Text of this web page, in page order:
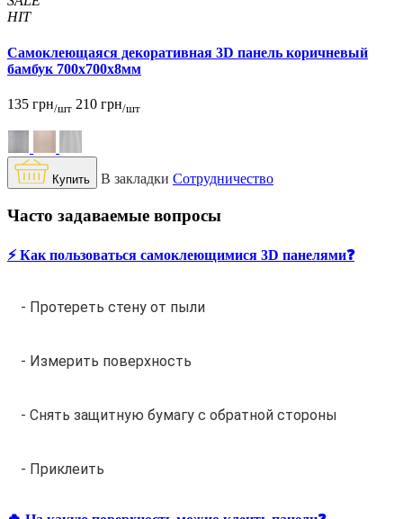
HIT
Самоклеющаяся декоративная 3D панель коричневый
бамбук 700x700x8мм
135 грн/шт 210 грн/шт
Купить В закладки Сотрудничество
Часто задаваемые вопросы
⚡️ Как пользоваться самоклеющимися 3D панелями❓
- Протереть стену от пыли
- Измерить поверхность
- Снять защитную бумагу с обратной стороны
- Приклеить